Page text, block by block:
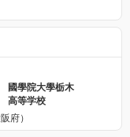
國學院大學栃木
高等学校
府）